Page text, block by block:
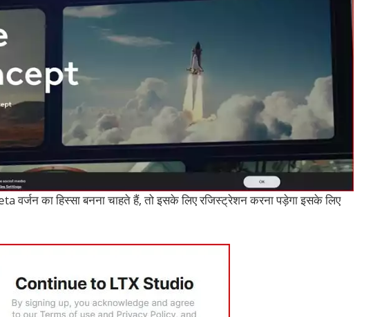
वर्जन का हिस्सा बनना चाहते हैं, तो इसके लिए रजिस्ट्रेशन करना पड़ेगा इसके लिए